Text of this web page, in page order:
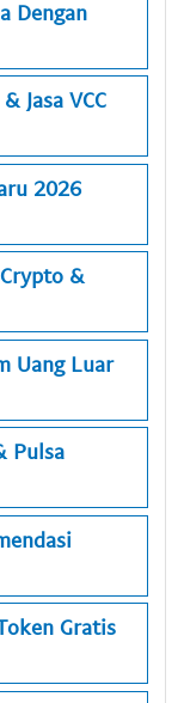
Dengan
Jasa VCC
2026
&
Uang Luar
Pulsa
Gratis